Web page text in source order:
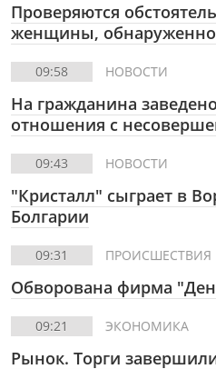
Проверяются
женщины,
09:58 НОВОСТИ
На гражданина
отношения с
09:43 НОВОСТИ
"Кристалл" сыграет в
Болгарии
09:31 ПРОИСШЕСТВИЯ
Обворована фирма
09:21 ЭКОНОМИКА
Рынок. Торги